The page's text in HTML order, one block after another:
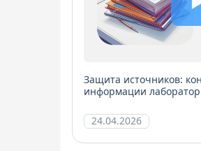
Защита источников:
информации
24.04.2026